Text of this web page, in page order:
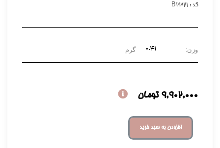
کد : B2321
وزن: 0.41 گرم
9,902,000 تومان
افزودن به سبد خرید